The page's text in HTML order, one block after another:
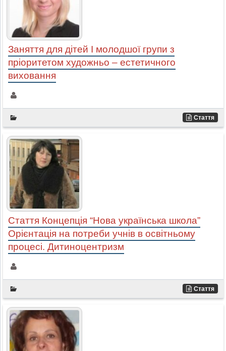
Заняття для дітей І молодшої групи з
пріоритетом художньо – естетичного
виховання
Стаття
Стаття Концепція “Нова українська школа”
Орієнтація на потреби учнів в освітньому
процесі. Дитиноцентризм
Стаття